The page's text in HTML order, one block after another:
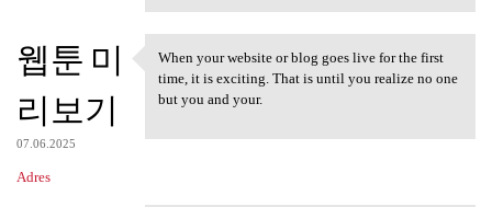
웹툰 미
리보기
07.06.2025
Adres
When your website or blog
When your website or blog goes live for the first
time, it is exciting. That is until you realize no one
but you and your.